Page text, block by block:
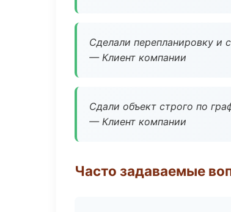
Сделали перепланировку и
— Клиент компании
Сдали объект строго по
— Клиент компании
Часто задаваемые